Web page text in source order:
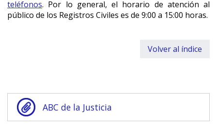
teléfonos. Por lo general, el horario de atención al
público de los Registros Civiles es de 9:00 a 15:00 horas.
Volver al índice
ABC de la Justicia